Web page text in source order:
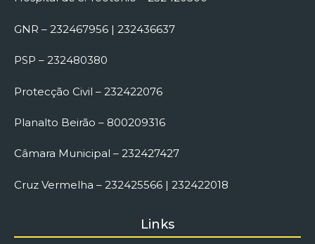
GNR – 232467956 | 232436637
PSP – 232480380
Protecção Civil – 232422076
Planalto Beirão – 800209316
Câmara Municipal – 232427427
Cruz Vermelha – 232425566 | 232422018
Links